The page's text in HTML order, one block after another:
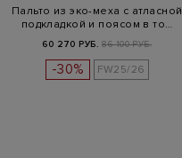
Пальто из эко-меха с атласной
подкладкой и поясом в то…
60 270 РУБ. 86 100 РУБ.
-30% FW25/26